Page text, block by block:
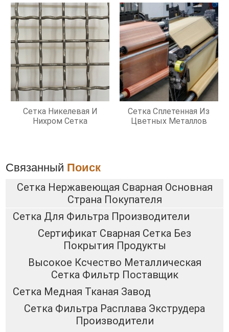
Сетка Никелевая И
Нихром Сетка
Сетка Сплетенная Из
Цветных Металлов
Связанный Поиск
Сетка Нержавеющая Сварная Основная
Страна Покупателя
Сетка Для Фильтра Производители
Сертификат Сварная Сетка Без
Покрытия Продукты
Высокое Ксчество Металлическая
Сетка Фильтр Поставщик
Сетка Медная Тканая Завод
Сетка Фильтра Расплава Экструдера
Производители